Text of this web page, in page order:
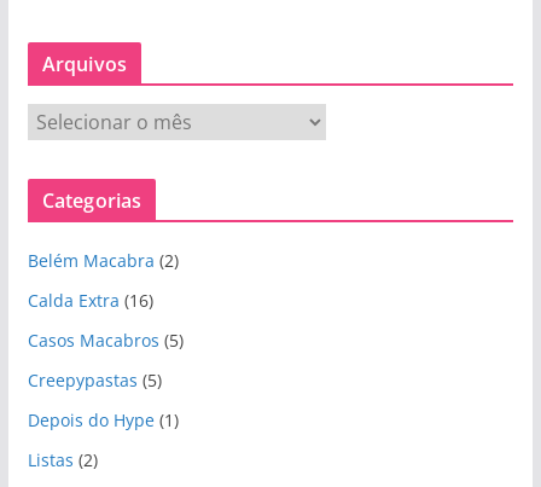
Arquivos
q
v
o
s
Categorias
Belém Macabra (2)
Calda Extra (16)
Casos Macabros (5)
Creepypastas (5)
Depois do Hype(1)
Listas (2)